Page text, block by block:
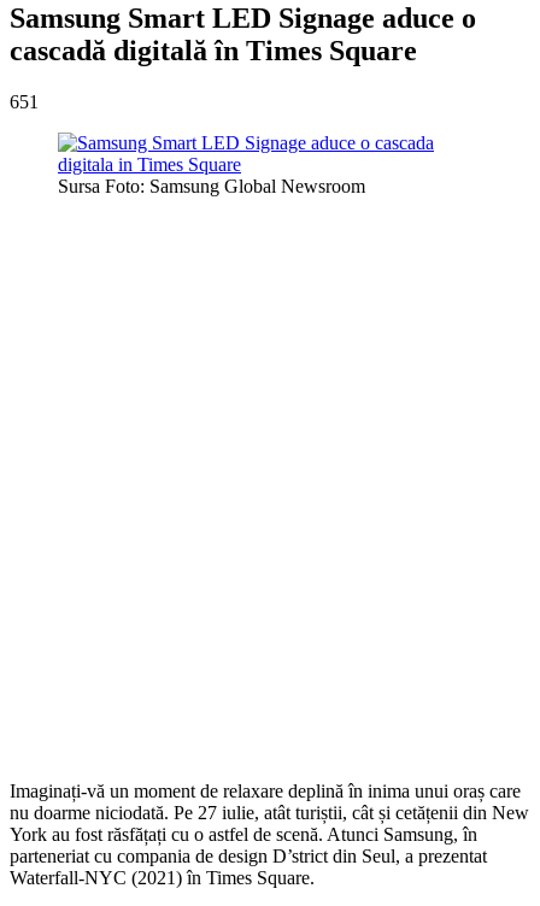
Samsung Smart LED Signage aduce o
cascadă digitală în Times Square
651
Sursa Foto: Samsung Global Newsroom
Imaginați-vă un moment de relaxare deplină în inima unui oraș care
nu doarme niciodată. Pe 27 iulie, atât turiștii, cât și cetățenii din New
York au fost răsfățați cu o astfel de scenă. Atunci Samsung, în
parteneriat cu compania de design D’strict din Seul, a prezentat
Waterfall-NYC (2021) în Times Square.